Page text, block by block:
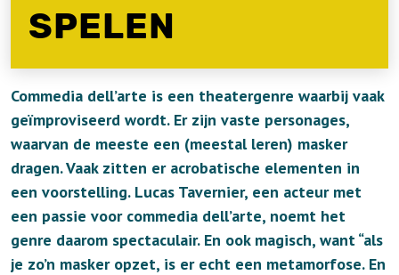
SPELEN
Commedia dell’arte is een theatergenre waarbij vaak
geïmproviseerd wordt. Er zijn vaste personages,
waarvan de meeste een (meestal leren) masker
dragen. Vaak zitten er acrobatische elementen in
een voorstelling. Lucas Tavernier, een acteur met
een passie voor commedia dell’arte, noemt het
genre daarom spectaculair. En ook magisch, want “als
je zo’n masker opzet, is er echt een metamorfose. En